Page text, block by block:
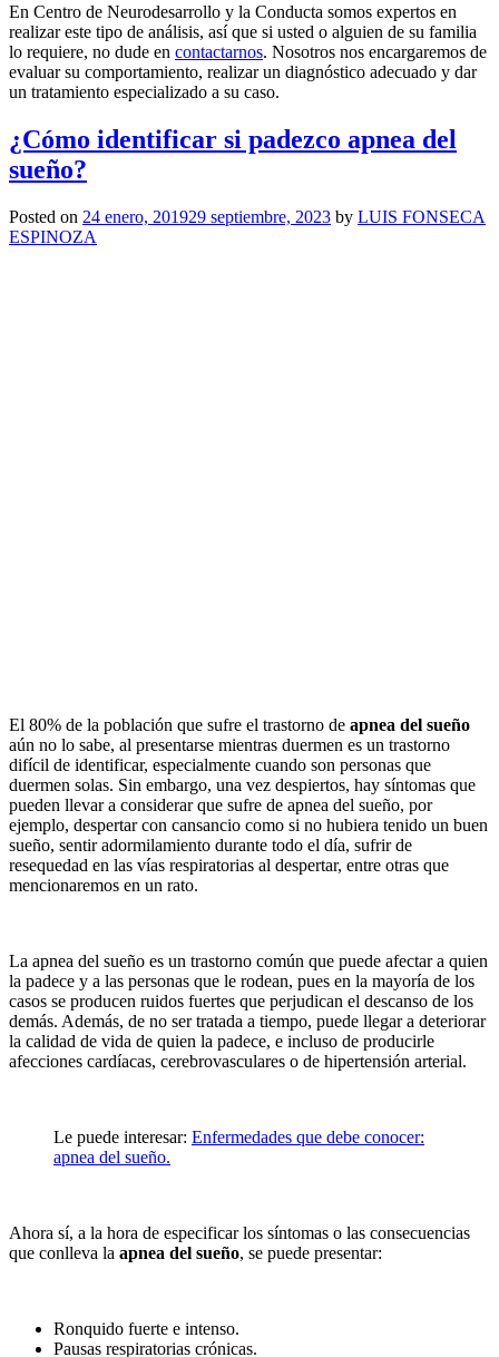
En Centro de Neurodesarrollo y la Conducta somos expertos en
realizar este tipo de análisis, así que si usted o alguien de su familia
lo requiere, no dude en contactarnos. Nosotros nos encargaremos de
evaluar su comportamiento, realizar un diagnóstico adecuado y dar
un tratamiento especializado a su caso.
¿Cómo identificar si padezco apnea del
sueño?
Posted on 24 enero, 201929 septiembre, 2023 by LUIS FONSECA
ESPINOZA
El 80% de la población que sufre el trastorno de apnea del sueño
aún no lo sabe, al presentarse mientras duermen es un trastorno
difícil de identificar, especialmente cuando son personas que
duermen solas. Sin embargo, una vez despiertos, hay síntomas que
pueden llevar a considerar que sufre de apnea del sueño, por
ejemplo, despertar con cansancio como si no hubiera tenido un buen
sueño, sentir adormilamiento durante todo el día, sufrir de
resequedad en las vías respiratorias al despertar, entre otras que
mencionaremos en un rato.
La apnea del sueño es un trastorno común que puede afectar a quien
la padece y a las personas que le rodean, pues en la mayoría de los
casos se producen ruidos fuertes que perjudican el descanso de los
demás. Además, de no ser tratada a tiempo, puede llegar a deteriorar
la calidad de vida de quien la padece, e incluso de producirle
afecciones cardíacas, cerebrovasculares o de hipertensión arterial.
Le puede interesar: Enfermedades que debe conocer:
apnea del sueño.
Ahora sí, a la hora de especificar los síntomas o las consecuencias
que conlleva la apnea del sueño, se puede presentar:
Ronquido fuerte e intenso.
Pausas respiratorias crónicas.